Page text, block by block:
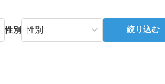
性別 絞り込む